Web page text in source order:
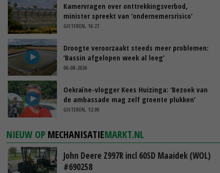
Kamervragen over onttrekkingsverbod,
minister spreekt van ‘ondernemersrisico’
GISTEREN, 16:27
Droogte veroorzaakt steeds meer problemen:
‘Bassin afgelopen week al leeg’
06-08-2026
Oekraïne-vlogger Kees Huizinga: ‘Bezoek van
de ambassade mag zelf groente plukken’
GISTEREN, 12:00
NIEUW OP MECHANISATIEMARKT.NL
John Deere Z997R incl 60SD Maaidek (WOL)
#690258